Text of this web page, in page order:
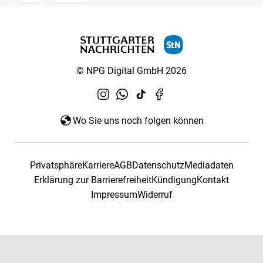
© NPG Digital GmbH 2026
Wo Sie uns noch folgen können
PrivatsphäreKarriereAGBDatenschutzMediadaten
Erklärung zur BarrierefreiheitKündigungKontakt
ImpressumWiderruf